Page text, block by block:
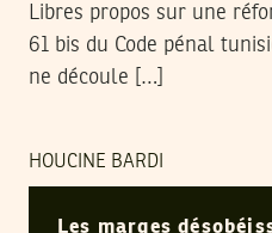
Libres propos sur une
61 bis du Code pénal
ne découle […]
HOUCINE BARDI
Les marges